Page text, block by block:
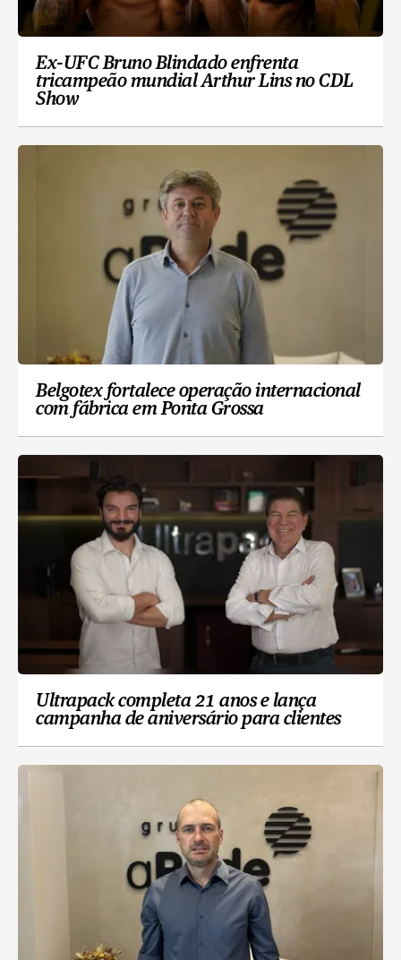
Ex-UFC Bruno Blindado enfrenta
tricampeão mundial Arthur Lins no CDL
Show
Belgotex fortalece operação internacional
com fábrica em Ponta Grossa
Ultrapack completa 21 anos e lança
campanha de aniversário para clientes